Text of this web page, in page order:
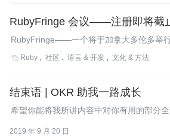
RubyFringe 会议——注册即将截
RubyFringe——一个将于加拿大多伦多举行
在几天后注册截止。演讲者包括Ezra
Zygmuntowicz（EngineYard、Merb）、
Chris Wansrath（Github）和Damien Katz
 Ruby 社区 语言 & 开发 文化 & 方法
结束语 | OKR 助我一路成长
希望你能将我所讲内容中对你有用的部分全
验和观点，能够为你在未来的 OKR 实践
2019 年 9 月 20 日